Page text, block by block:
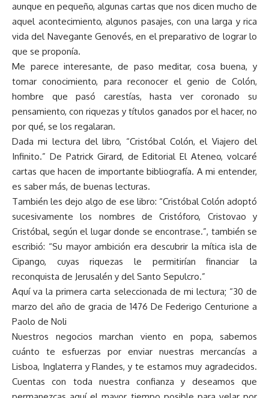
aunque en pequeño, algunas cartas que nos dicen mucho de
aquel acontecimiento, algunos pasajes, con una larga y rica
vida del Navegante Genovés, en el preparativo de lograr lo
que se proponía.
Me parece interesante, de paso meditar, cosa buena, y
tomar conocimiento, para reconocer el genio de Colón,
hombre que pasó carestías, hasta ver coronado su
pensamiento, con riquezas y títulos ganados por el hacer, no
por qué, se los regalaran.
Dada mi lectura del libro, “Cristóbal Colón, el Viajero del
Infinito.” De Patrick Girard, de Editorial El Ateneo, volcaré
cartas que hacen de importante bibliografía. A mi entender,
es saber más, de buenas lecturas.
También les dejo algo de ese libro: “Cristóbal Colón adoptó
sucesivamente los nombres de Cristóforo, Cristovao y
Cristóbal, según el lugar donde se encontrase.”, también se
escribió: “Su mayor ambición era descubrir la mítica isla de
Cipango, cuyas riquezas le permitirían financiar la
reconquista de Jerusalén y del Santo Sepulcro.”
Aquí va la primera carta seleccionada de mi lectura; “30 de
marzo del año de gracia de 1476 De Federigo Centurione a
Paolo de Noli
Nuestros negocios marchan viento en popa, sabemos
cuánto te esfuerzas por enviar nuestras mercancías a
Lisboa, Inglaterra y Flandes, y te estamos muy agradecidos.
Cuentas con toda nuestra confianza y deseamos que